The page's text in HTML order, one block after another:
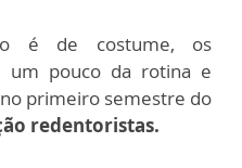
é de costume, os
um pouco da rotina e
primeiro semestre do
redentoristas.